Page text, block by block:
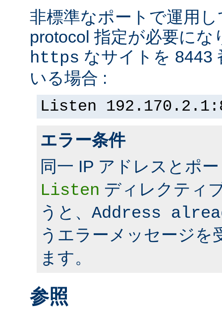
非標準なポートで運用
protocol 指定が必要に
https なサイトを 8443
いる場合 :
Listen
エラー条件
同一 IP アドレスとポ
Listen ディレクティ
うと、 Address
うエラーメッセージを
ます。
参照